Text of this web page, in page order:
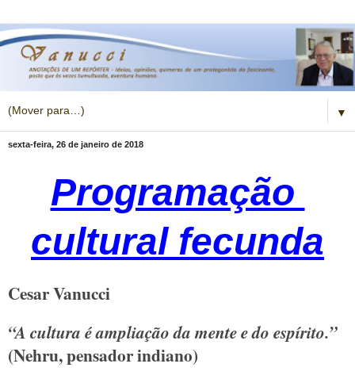
▼
sexta-feira, 26 de janeiro de 2018
Programação
cultural fecunda
Cesar Vanucci
“A cultura é ampliação da mente e do espírito.”
(Nehru, pensador indiano)